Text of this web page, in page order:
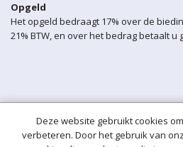
Opgeld
Het opgeld bedraagt 17% over de
21% BTW, en over het bedrag betaalt u
Deze website gebruikt cookies
verbeteren. Door het gebruik van